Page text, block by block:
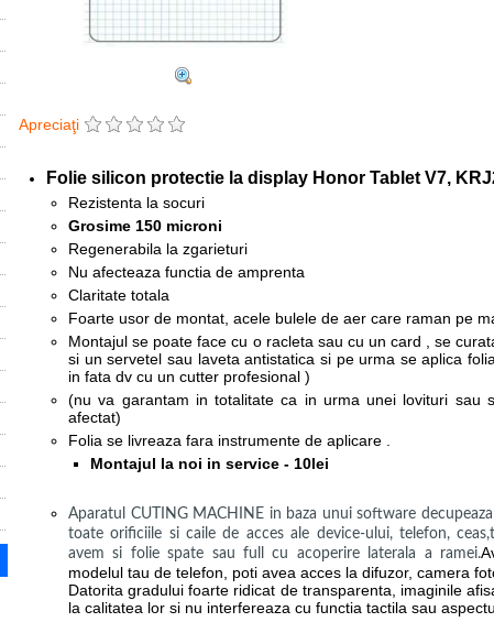
Apreciaţi
Folie silicon protectie la display Honor Tablet V7,
Rezistenta la socuri
Grosime 150 microni
Regenerabila la zgarieturi
Nu afecteaza functia de amprenta
Claritate totala
Foarte usor de montat, acele bulele de aer care raman pe
Montajul se poate face cu o racleta sau cu un card , se
si un servetel sau laveta antistatica si pe urma se aplica
in fata dv cu un cutter profesional )
(nu va garantam in totalitate ca in urma unei lovituri sau
afectat)
Folia se livreaza fara instrumente de aplicare .
Montajul la noi in service - 10lei
Aparatul CUTING MACHINE in baza unui software
toate orificiile si caile de acces ale device-ului, telefon,
avem si folie spate sau full cu acoperire laterala a ramei.
modelul tau de telefon, poti avea acces la difuzor, camera
Datorita gradului foarte ridicat de transparenta, imaginile
la calitatea lor si nu interfereaza cu functia tactila sau